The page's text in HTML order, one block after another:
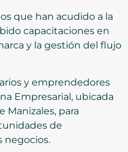
que han acudido a la
capacitaciones en
y la gestión del flujo
y emprendedores
Empresarial, ubicada
Manizales, para
de
negocios.